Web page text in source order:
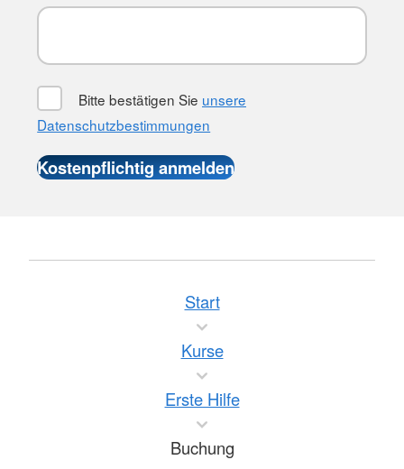
Bitte bestätigen Sie unsere
Datenschutzbestimmungen
Start
Kurse
Erste Hilfe
Buchung